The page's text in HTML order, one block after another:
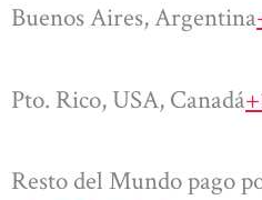
Buenos Aires, Argentina
Pto. Rico, USA, Canadá
Resto del Mundo pago